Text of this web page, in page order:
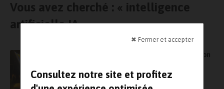
✖ Fermer et accepter
Consultez notre site et profitez
Vous avez cherché : « intelligence
artificielle IA »
Le LNE inaugure en grandes pompes LE.IA, son
artificielle